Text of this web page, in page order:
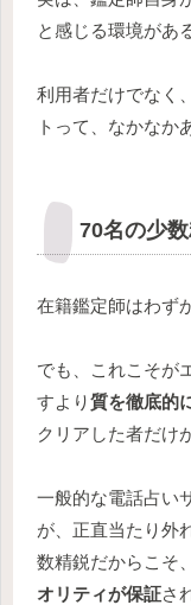
と感じる環境があ
利用者だけでなく、
トって、なかなか
70名の少
在籍鑑定師はわず
でも、これこそが
すより質を徹底的
クリアした者だけ
一般的な電話占い
が、正直当たり外
数精鋭だからこそ
オリティが保証さ